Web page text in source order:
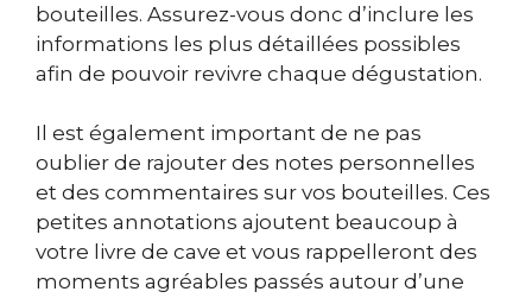
bouteilles. Assurez-vous donc d’inclure les
informations les plus détaillées possibles
afin de pouvoir revivre chaque dégustation.
Il est également important de ne pas
oublier de rajouter des notes personnelles
et des commentaires sur vos bouteilles. Ces
petites annotations ajoutent beaucoup à
votre livre de cave et vous rappelleront des
moments agréables passés autour d’une